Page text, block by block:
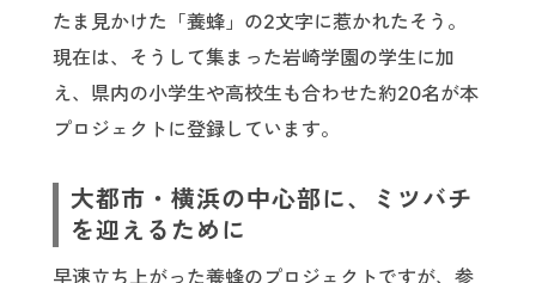
たま見かけた「養蜂」の2文字に惹かれたそう。
現在は、そうして集まった岩崎学園の学生に加
え、県内の小学生や高校生も合わせた約20名が本
プロジェクトに登録しています。
大都市・横浜の中心部に、ミツバチ
を迎えるために
早速立ち上がった養蜂のプロジェクトですが、参